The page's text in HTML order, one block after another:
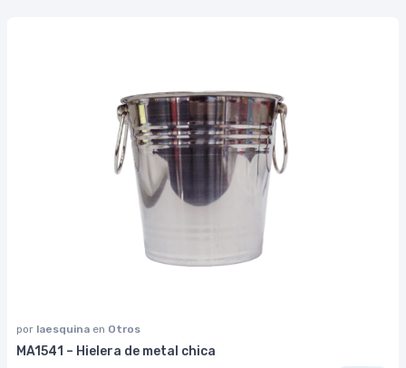
por laesquina en Otros
MA1541 – Hielera de metal chica